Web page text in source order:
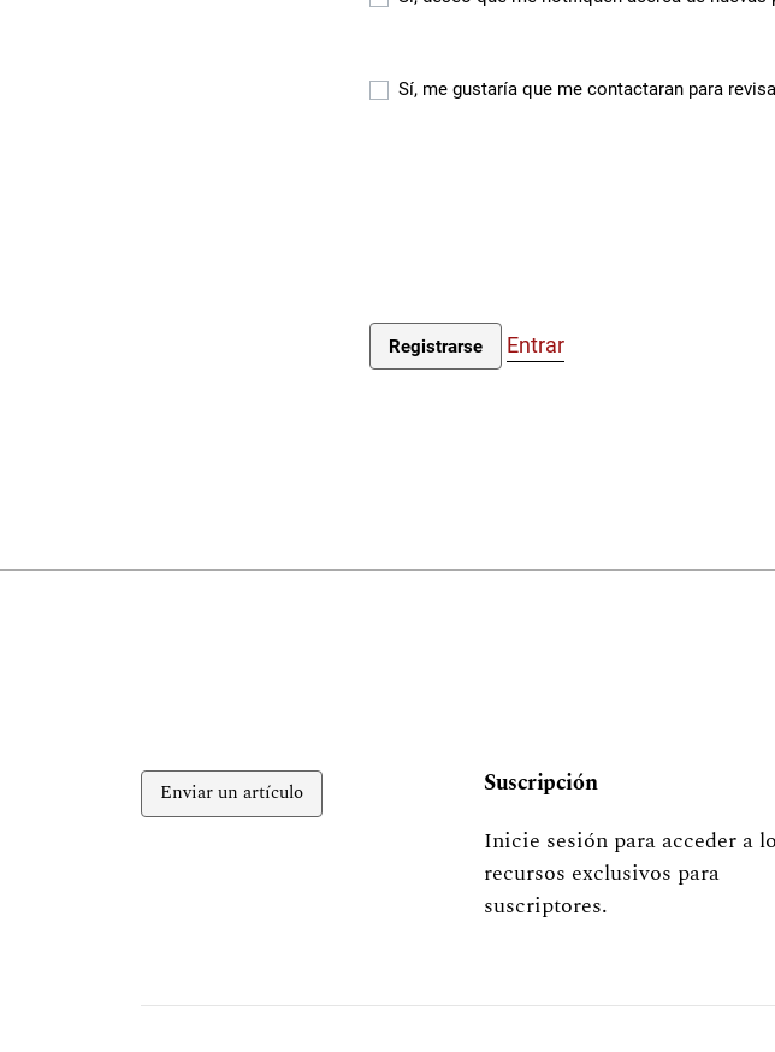
Sí, me gustaría que me contactaran para
Registrarse Entrar
Enviar un artículo
Suscripción
Inicie sesión para acceder a
recursos exclusivos para
suscriptores.